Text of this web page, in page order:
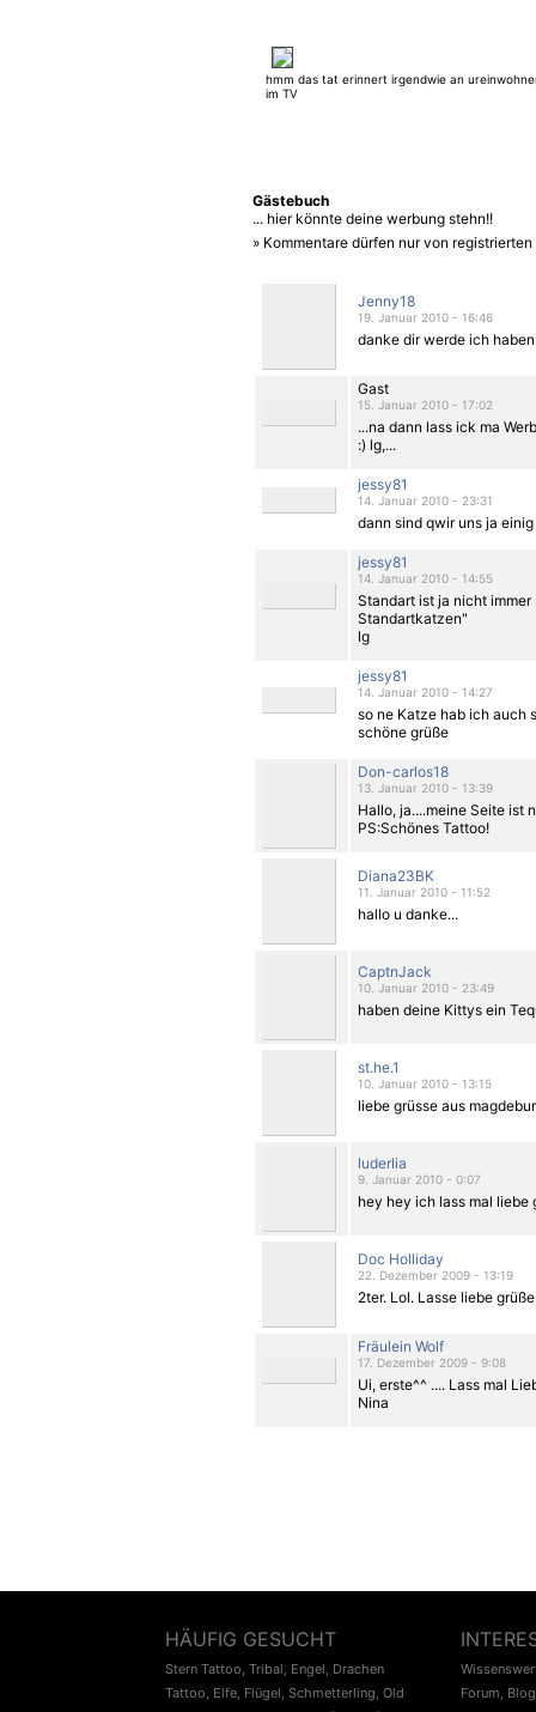
hmm das tat erinnert irgendwie an
im TV
Gästebuch
... hier könnte deine werbung stehn!!
» Kommentare dürfen nur von
Jenny18
19. Januar 2010 - 16:46
danke dir werde ich
Gast
15. Januar 2010 - 17:02
...na dann lass ick ma
:) lg,...
jessy81
14. Januar 2010 - 23:31
dann sind qwir uns ja einig
jessy81
14. Januar 2010 - 14:55
Standart ist ja nicht
Standartkatzen"
lg
jessy81
14. Januar 2010 - 14:27
so ne Katze hab ich auch
schöne grüße
Don-carlos18
13. Januar 2010 - 13:39
Hallo, ja....meine Seite ist
PS:Schönes Tattoo!
Diana23BK
11. Januar 2010 - 11:52
hallo u danke...
CaptnJack
10. Januar 2010 - 23:49
haben deine Kittys ein
st.he.1
10. Januar 2010 - 13:15
liebe grüsse aus
luderlia
9. Januar 2010 - 0:07
hey hey ich lass mal liebe
Doc Holliday
22. Dezember 2009 - 13:19
2ter. Lol. Lasse liebe
Fräulein Wolf
17. Dezember 2009 - 9:08
Ui, erste^^ .... Lass mal
Nina
HÄUFIG GESUCHT
Stern Tattoo, Tribal, Engel, Drachen
Tattoo, Elfe, Flügel, Schmetterling, Old
Forum, Blog